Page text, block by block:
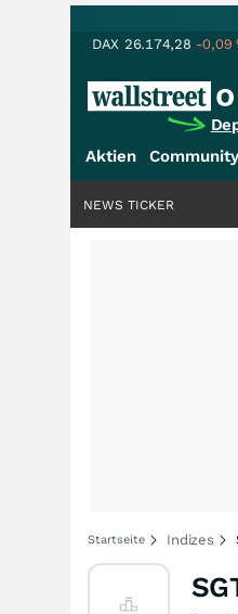
DAX 26.174,28 -0,09
Aktien Community
NEWS TICKER
Startseite Indizes